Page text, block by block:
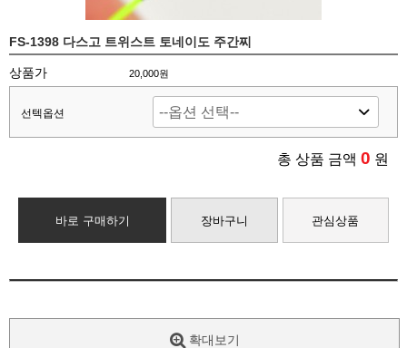
FS-1398 다스고 트위스트 토네이도 주간찌
상품가 20,000원
선텍옵션
총 상품 금액 0 원
바로 구매하기 장바구니 관심상품
확대보기